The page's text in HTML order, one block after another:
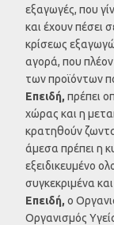
εξαγωγές, που
και έχουν
κρίσεως
αγορά, που
των προϊόντων
Επειδή, πρέπει
χώρας και η
κρατηθούν
άμεσα πρέπει η
εξειδικευμένο
συγκεκριμένα
Επειδή, ο
Οργανισμός